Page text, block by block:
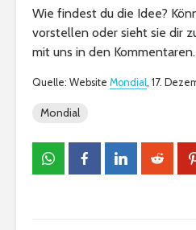
Wie findest du die Idee?
vorstellen oder sieht sie dir
mit uns in den Kommentaren.
Quelle: Website Mondial, 17.
Mondial